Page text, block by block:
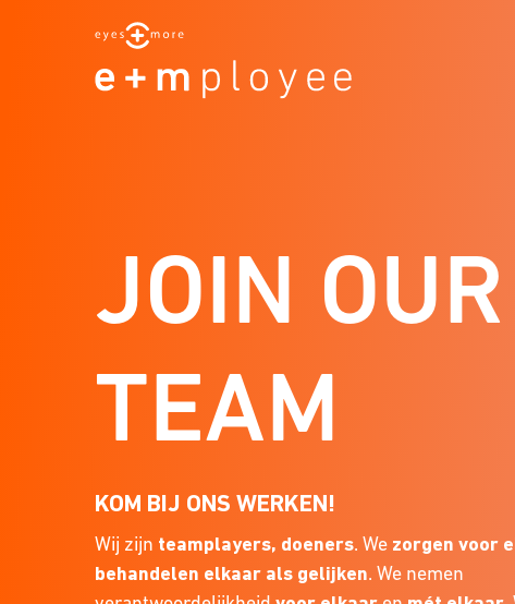
JOIN OUR
TEAM
KOM BIJ ONS WERKEN!
Wij zijn teamplayers, doeners. We zorgen voor
behandelen elkaar als gelijken. We nemen